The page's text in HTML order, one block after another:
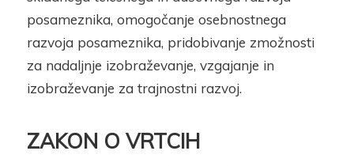
posameznika, omogočanje osebnostnega
razvoja posameznika, pridobivanje zmožnosti
za nadaljnje izobraževanje, vzgajanje in
izobraževanje za trajnostni razvoj.
ZAKON O VRTCIH